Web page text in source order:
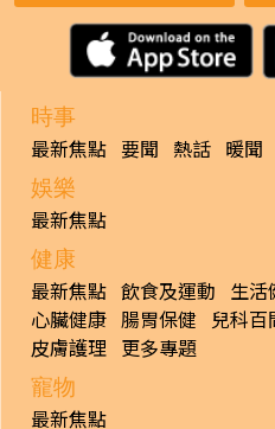
時事
最新焦點 要聞 熱話 暖聞
娛樂
最新焦點
健康
最新焦點 飲食及運動 生活
心臟健康 腸胃保健 兒科百
皮膚護理 更多專題
寵物
最新焦點